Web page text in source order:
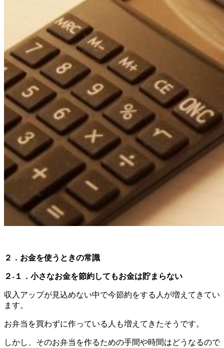
２．お金を使うときの常識
２-１．小さなお金を節約してもお金は貯まらない
収入アップが見込めない中で今節約をする人が増えてきてい
ます。
お弁当を買わずに作っている人も増えてきたそうです。
しかし、そのお弁当を作るための手間や時間はどうなるので